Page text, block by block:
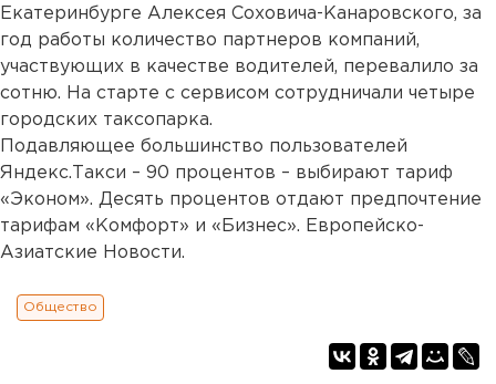
Екатеринбурге Алексея Соховича-Канаровского, за
год работы количество партнеров компаний,
участвующих в качестве водителей, перевалило за
сотню. На старте с сервисом сотрудничали четыре
городских таксопарка.
Подавляющее большинство пользователей
Яндекс.Такси – 90 процентов – выбирают тариф
«Эконом». Десять процентов отдают предпочтение
тарифам «Комфорт» и «Бизнес». Европейско-
Азиатские Новости.
Общество